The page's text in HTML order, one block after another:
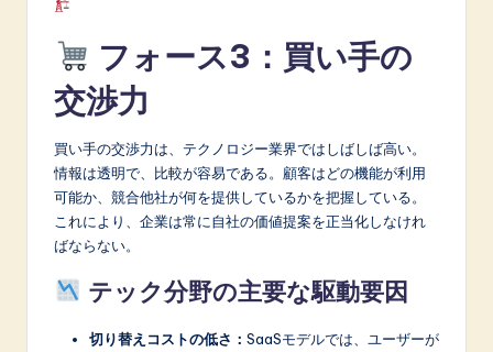
フォース3：買い手の
交渉力
買い手の交渉力は、テクノロジー業界ではしばしば高い。
情報は透明で、比較が容易である。顧客はどの機能が利用
可能か、競合他社が何を提供しているかを把握している。
これにより、企業は常に自社の価値提案を正当化しなけれ
ばならない。
テック分野の主要な駆動要因
切り替えコストの低さ： SaaSモデルでは、ユーザーが